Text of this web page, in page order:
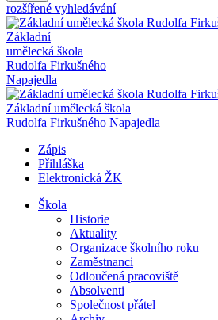
rozšířené vyhledávání
Základní
umělecká škola
Rudolfa Firkušného
Napajedla
Základní umělecká škola
Rudolfa Firkušného Napajedla
Zápis
Přihláška
Elektronická ŽK
Škola
Historie
Aktuality
Organizace školního roku
Zaměstnanci
Odloučená pracoviště
Absolventi
Společnost přátel